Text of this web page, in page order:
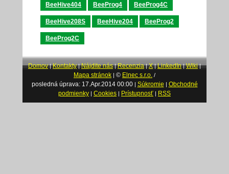
BeeHive404 BeeProg4 BeeProg4C
BeeHive208S BeeHive204 BeeProg2
BeeProg2C
Domov|Kontakty|Nájdite nás|Recenzia|X|LinkedIn|Wiki|
Mapa stránok | © Elnec s.r.o. /
posledná úprava: 17.Apr.2014 00:00| Súkromie | Obchodné
podmienky | Cookies | Prístupnosť | RSS